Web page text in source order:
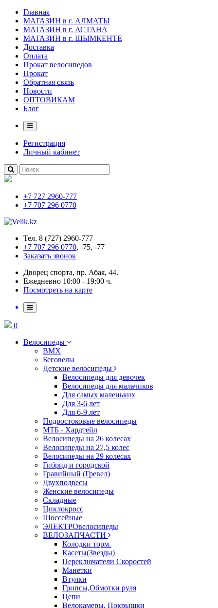
Главная
МАГАЗИН в г. АЛМАТЫ
МАГАЗИН в г. АСТАНА
МАГАЗИН в г. ШЫМКЕНТЕ
Доставка
Оплата
Прокат велосипедов
Прокат
Обратная связь
Новости
ОПТОВИКАМ
Блог
Регистрация
Личный кабинет
+7 727 2960-777
+7 707 296 0770
Тел. 8 (727) 2960-777
+7 707 296 0770, -75, -77
Заказать звонок
Дворец спорта, пр. Абая, 44.
Ежедневно 10:00 - 19:00 ч.
Посмотреть на карте
0
Велосипеды
BMX
Беговелы
Детские велосипеды
Велосипеды для девочек
Велосипеды для мальчиков
Для самых маленьких
Для 3-6 лет
Для 6-9 лет
Подростоковые велосипеды
МТБ - Хардтейл
Велосипеды на 26 колесах
Велосипеды на 27,5 колес
Велосипеды на 29 колесах
Гибрид и городской
Гравийный (Гревел)
Двухподвесы
Женские велосипеды
Складные
Циклокросс
Шоссейные
ЭЛЕКТРОвелосипеды
ВЕЛОЗАПЧАСТИ
Колодки торм.
Касеты(Звезды)
Переключатели Скоростей
Манетки
Втулки
Грипсы,Обмотки руля
Цепи
Велокамеры, Покрышки